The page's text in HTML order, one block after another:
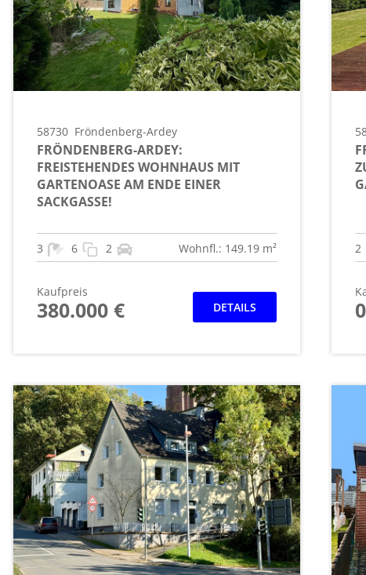
58730 Fröndenberg-Ardey
FRÖNDENBERG-ARDEY:
FREISTEHENDES WOHNHAUS MIT
GARTENOASE AM ENDE EINER
SACKGASSE!
3 6 2 Wohnfl.: 149.19 m²
Kaufpreis
380.000 € DETAILS
2